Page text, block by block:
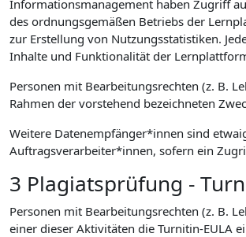
Informationsmanagement haben Zugriff
des ordnungsgemäßen Betriebs der
zur Erstellung von Nutzungsstatistiken.
Inhalte und Funktionalität der
Personen mit Bearbeitungsrechten (z. B.
Rahmen der vorstehend bezeichneten
Weitere Datenempfänger*innen sind
Auftragsverarbeiter*innen, sofern ein
3 Plagiatsprüfung -
Personen mit Bearbeitungsrechten (z. B.
einer dieser Aktivitäten die Turnitin-EULA